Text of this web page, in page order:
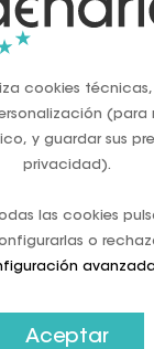
ha reducido en
del año
Mientras
al 8%, lo
de débito, de
frente a un
unidades,
cookies
(para
y guardar sus
privacidad).
las cookies
o
Aceptar